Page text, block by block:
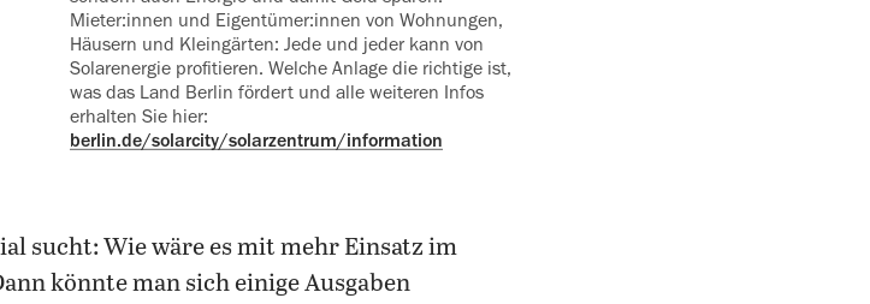
Mieter:innen und Eigentümer:innen von Wohnungen,
Häusern und Kleingärten: Jede und ‍jeder kann von
Solarenergie profitieren. Welche Anlage die richtige ist,
was das Land Berlin fördert und alle ‍weiteren Infos
erhalten Sie hier:
berlin.de/solarcity/solarzentrum/information
sucht: Wie wäre es mit mehr Einsatz im
könnte man sich einige Ausgaben